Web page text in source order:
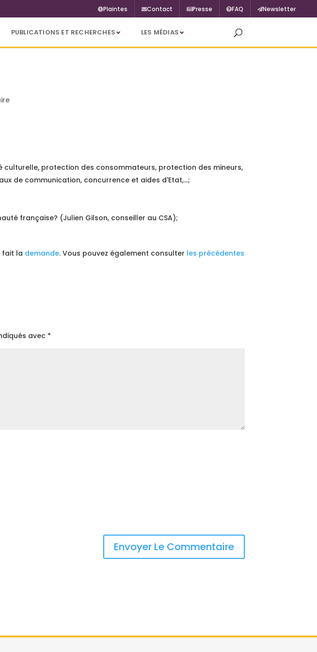
Plaintes Contact Presse FAQ Newsletter
PUBLICATIONS ET RECHERCHES LES MÉDIAS
culturelle, protection des consommateurs, protection des mineurs,
de communication, concurrence et aides d'Etat,…;
française? (Julien Gilson, conseiller au CSA);
fait la demande. Vous pouvez également consulter les précédentes
avec *